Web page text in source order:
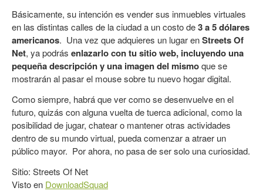
Básicamente, su intención es vender sus inmuebles virtuales
en las distintas calles de la ciudad a un costo de3 a 5 dólares
americanos. Una vez que adquieres un lugar enStreets Of
Net, ya podrás enlazarlo con tu sitio web, incluyendo una
pequeña descripción y una imagen del mismoque se
mostrarán al pasar el mouse sobre tu nuevo hogar digital.
Como siempre, habrá que ver como se desenvuelve en el
futuro, quizás con alguna vuelta de tuerca adicional, como la
posibilidad de jugar, chatear o mantener otras actividades
dentro de su mundo virtual, pueda comenzar a atraer un
público mayor. Por ahora, no pasa de ser solo una curiosidad.
Sitio: Streets Of Net
Visto en DownloadSquad